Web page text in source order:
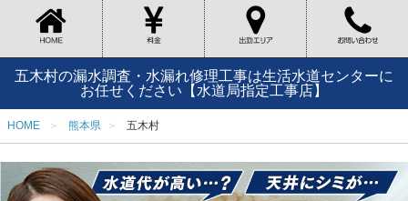
五木村の漏水調査・水漏れ修理工事は生活水道センターに
お任せください【水道局指定工事店】
HOME 熊本県 五木村